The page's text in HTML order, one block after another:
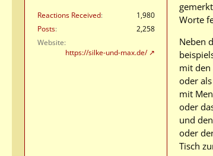
Reactions Received
1,980
Posts
2,258
Website
https://silke-und-max.de/
Worte
Neben
mit den
oder
mit
oder
und
oder
Tisch